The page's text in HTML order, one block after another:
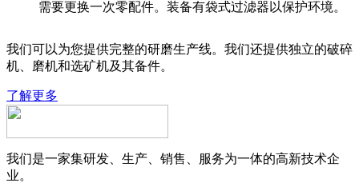
需要更换一次零配件。装备有袋式过滤器以保护环境。
我们可以为您提供完整的研磨生产线。我们还提供独立的破碎
机、磨机和选矿机及其备件。
了解更多
我们是一家集研发、生产、销售、服务为一体的高新技术企
业。